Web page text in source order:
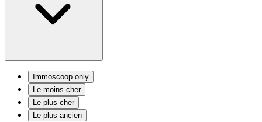
Immoscoop only
Le moins cher
Le plus cher
Le plus ancien